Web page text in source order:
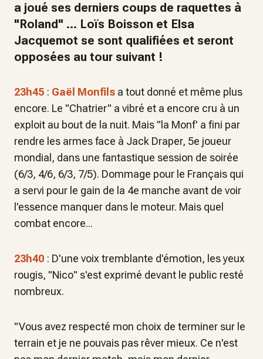
a joué ses derniers coups de raquettes à
"Roland" ... Loïs Boisson et Elsa
Jacquemot se sont qualifiées et seront
opposées au tour suivant !
23h45 : Gaël Monfils a tout donné et même plus
encore. Le "Chatrier" a vibré et a encore cru à un
exploit au bout de la nuit. Mais "la Monf' a fini par
rendre les armes face à Jack Draper, 5e joueur
mondial, dans une fantastique session de soirée
(6/3, 4/6, 6/3, 7/5). Dommage pour le Français qui
a servi pour le gain de la 4e manche avant de voir
l'essence manquer dans le moteur. Mais quel
combat encore...
23h40 : D'une voix tremblante d'émotion, les yeux
rougis, "Nico" s'est exprimé devant le public resté
nombreux.
"Vous avez respecté mon choix de terminer sur le
terrain et je ne pouvais pas rêver mieux. Ce n'est